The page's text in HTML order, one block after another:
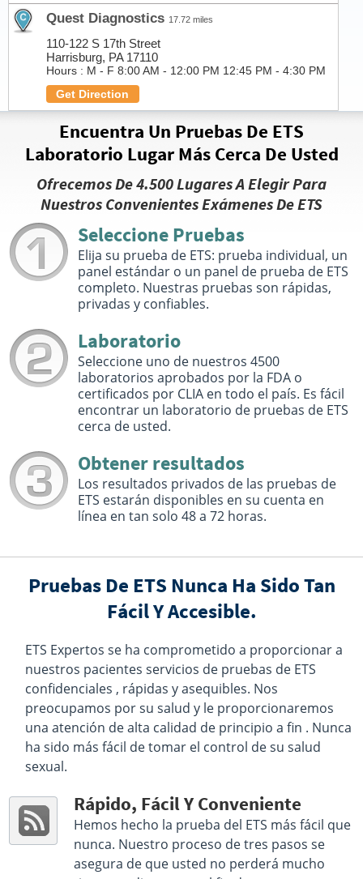
Quest Diagnostics 17.72 miles
110-122 S 17th Street
Harrisburg, PA 17110
Hours : M - F 8:00 AM - 12:00 PM 12:45 PM - 4:30 PM
Get Direction
Select This Lab Location
Quest Diagnostics
2021 Linglestown Rd
Harrisburg, PA 17110
Get Direction
Select This Lab Location
Quest Diagnostics
4824 Londonderry Rd
Harrisburg, PA 17109
Hours :M - F 7:00 AM - 12:00 PM 12:30 PM - 3:00 PM |
Sat 7:00 AM - 11:00 AM
Get Direction
Select This Lab Location
Quest Diagnostics 30.55 miles
144 S 8th St
Chambersburg, PA 17201
Hours :M - F 7:00 AM - 3:00 PM | Sat 7:00 AM - 11:00
Get Direction
Select This Lab Location
1748 6th Ave
York, PA 17403
Hours :M - F 7:00 AM - 11:00 AM 12:00 PM - 3:30 PM |
Sat 8:00 AM - 12:00 PM
Get Direction
Select This Lab Location
Rt 422 West
Lebanon, PA 17042
Hours : M - F 7:00 AM - 11:30 AM 12:00 PM - 2:30 PM |
Sat 7:00 AM - 11:00 AM
Encuentra Un Pruebas De ETS
Laboratorio Lugar Más Cerca De Usted
Ofrecemos De 4.500 Lugares A Elegir Para
Nuestros Convenientes Exámenes De ETS
Seleccione Pruebas
Elija su prueba de ETS: prueba individual, un
panel estándar o un panel de prueba de ETS
completo. Nuestras pruebas son rápidas,
privadas y confiables.
Laboratorio
Seleccione uno de nuestros 4500
laboratorios aprobados por la FDA o
certificados por CLIA en todo el país. Es fácil
encontrar un laboratorio de pruebas de ETS
cerca de usted.
Obtener resultados
Los resultados privados de las pruebas de
ETS estarán disponibles en su cuenta en
línea en tan solo 48 a 72 horas.
Pruebas De ETS Nunca Ha Sido Tan
Fácil Y Accesible.
ETS Expertos se ha comprometido a proporcionar a
nuestros pacientes servicios de pruebas de ETS
confidenciales , rápidas y asequibles. Nos
preocupamos por su salud y le proporcionaremos
una atención de alta calidad de principio a fin . Nunca
ha sido más fácil de tomar el control de su salud
sexual.
Rápido, Fácil Y Conveniente
Hemos hecho la prueba del ETS más fácil que
nunca. Nuestro proceso de tres pasos se
asegura de que usted no perderá mucho